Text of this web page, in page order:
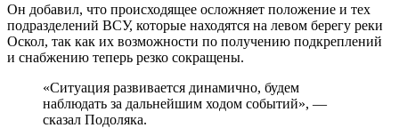
Он добавил, что происходящее осложняет положение и тех
подразделений ВСУ, которые находятся на левом берегу реки
Оскол, так как их возможности по получению подкреплений
и снабжению теперь резко сокращены.
«Ситуация развивается динамично, будем
наблюдать за дальнейшим ходом событий», —
сказал Подоляка.